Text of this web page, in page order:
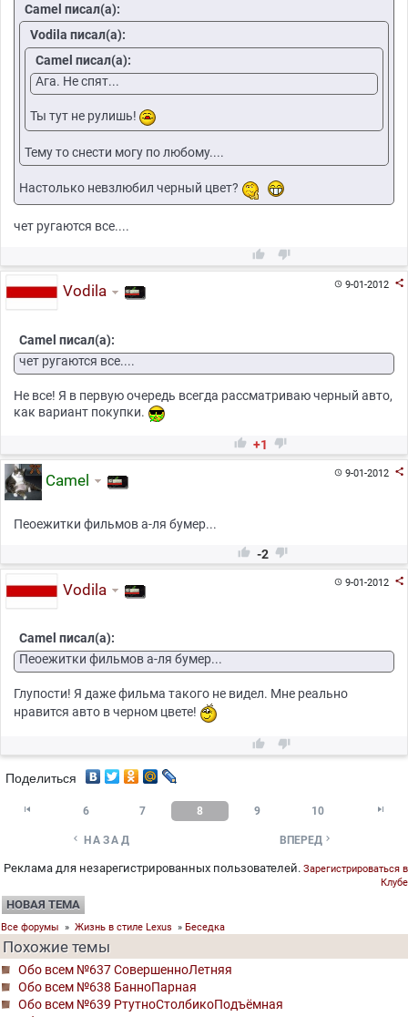
Camel писал(а):
Vodila писал(а):
Camel писал(а):
Ага. Не спят...
Ты тут не рулишь!
Тему то снести могу по любому....
Настолько невзлюбил черный цвет?
чет ругаются все....
 
9-01-2012 
Vodila
Camel писал(а):
чет ругаются все....
Не все! Я в первую очередь всегда рассматриваю черный авто,
как вариант покупки.
 +1 
9-01-2012 
Camel
Пеоежитки фильмов а-ля бумер...
 -2 
9-01-2012 
Vodila
Camel писал(а):
Пеоежитки фильмов а-ля бумер...
Глупости! Я даже фильма такого не видел. Мне реально
нравится авто в черном цвете!
 
Поделиться
 6 7 8 9 10 
 НАЗАД ВПЕРЕД 
Реклама для незарегистрированных пользователей. Зарегистрироваться в
Клубе
НОВАЯ ТЕМА
Все форумы » Жизнь в стиле Lexus » Беседка
Похожие темы
Обо всем №637 СовершенноЛетняя
Обо всем №638 БанноПарная
Обо всем №639 РтутноСтолбикоПодъёмная